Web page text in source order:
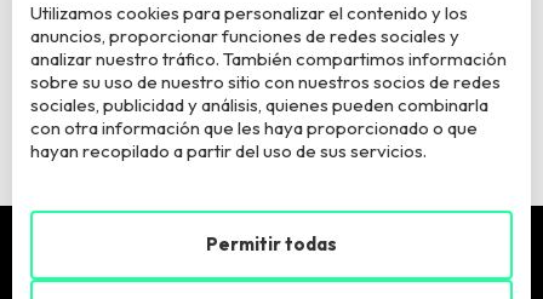
Quiero estar informadx sobre vuestros programas y
actividades
Pide más info
Utilizamos cookies para personalizar el contenido y los
anuncios, proporcionar funciones de redes sociales y
analizar nuestro tráfico. También compartimos información
sobre su uso de nuestro sitio con nuestros socios de redes
sociales, publicidad y análisis, quienes pueden combinarla
con otra información que les haya proporcionado o que
hayan recopilado a partir del uso de sus servicios.
Permitir todas